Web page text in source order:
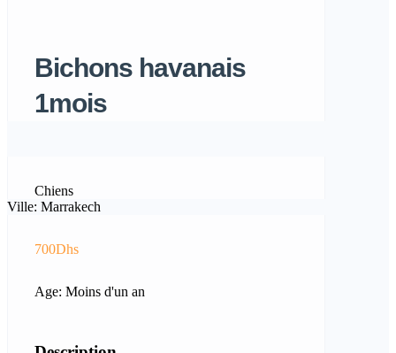
Bichons havanais
1mois
Chiens
Ville: Marrakech
700Dhs
Age: Moins d'un an